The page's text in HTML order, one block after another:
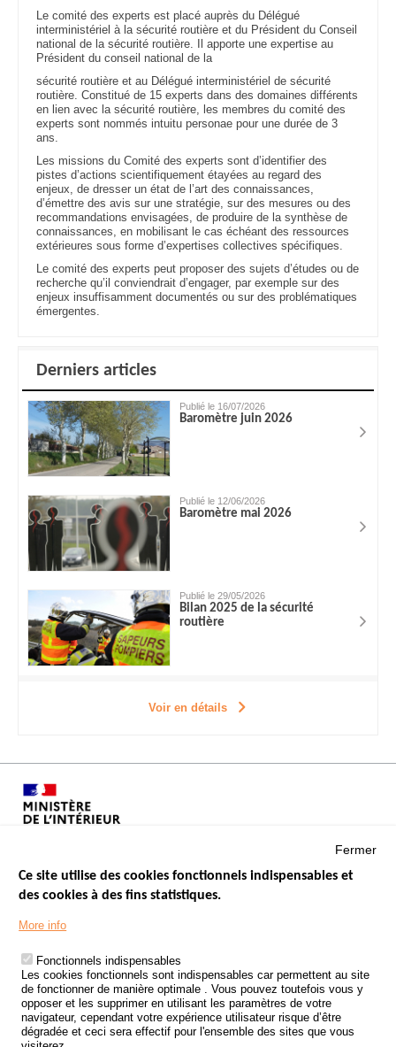
Le comité des experts est placé auprès du Délégué
interministériel à la sécurité routière et du Président du Conseil
national de la sécurité routière. Il apporte une expertise au
Président du conseil national de la
sécurité routière et au Délégué interministériel de sécurité
routière. Constitué de 15 experts dans des domaines différents
en lien avec la sécurité routière, les membres du comité des
experts sont nommés intuitu personae pour une durée de 3
ans.
Les missions du Comité des experts sont d’identifier des
pistes d’actions scientifiquement étayées au regard des
enjeux, de dresser un état de l’art des connaissances,
d’émettre des avis sur une stratégie, sur des mesures ou des
recommandations envisagées, de produire de la synthèse de
connaissances, en mobilisant le cas échéant des ressources
extérieures sous forme d’expertises collectives spécifiques.
Le comité des experts peut proposer des sujets d’études ou de
recherche qu’il conviendrait d’engager, par exemple sur des
enjeux insuffisamment documentés ou sur des problématiques
émergentes.
Derniers articles
Publié le 16/07/2026
Baromètre juin 2026
Publié le 12/06/2026
Baromètre mai 2026
Publié le 29/05/2026
Bilan 2025 de la sécurité
routière
Voir en détails
Menu
Footer
LES SITES PUBLICS
ÉTAT DE L’INSÉCURITÉ ROUTIÈRE
TRAITEMENT DES DONNÉES PERSONNELLES DES ACCIDENTS DE
LA ROUTE
ETUDES ET RECHERCHES
Fermer
Ce site utilise des cookies fonctionnels indispensables et
des cookies à des fins statistiques.
More info
Fonctionnels indispensables
Les cookies fonctionnels sont indispensables car permettent au site
de fonctionner de manière optimale . Vous pouvez toutefois vous y
opposer et les supprimer en utilisant les paramètres de votre
navigateur, cependant votre expérience utilisateur risque d’être
dégradée et ceci sera effectif pour l'ensemble des sites que vous